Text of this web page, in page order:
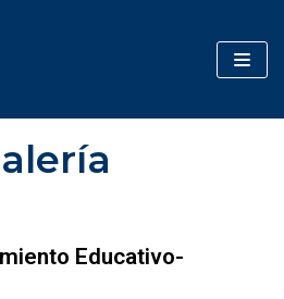
Educativo-